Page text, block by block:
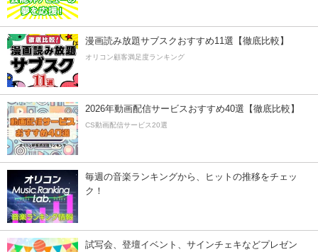
漫画読み放題サブスクおすすめ11選【徹底比較】
オリコン顧客満足度ランキング
2026年動画配信サービスおすすめ40選【徹底比較】
CS動画配信サービス20選
毎週の音楽ランキングから、ヒットの推移をチェッ
ク！
試写会、登壇イベント、サインチェキなどプレゼン